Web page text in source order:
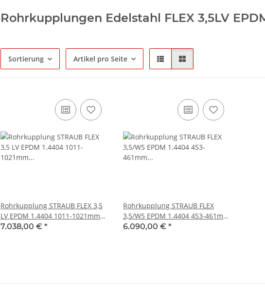
Rohrkupplungen Edelstahl FLEX 3,5LV
Sortierung Artikel pro Seite
Rohrkupplung STRAUB FLEX 3,5
LV EPDM 1.4404 1011-1021mm
11 bar Breite: 310mm
7.038,00 € *
Rohrkupplung STRAUB FLEX
3,5/W5 EPDM 1.4404 453-461mm
25 bar Breite: 310mm
6.090,00 € *